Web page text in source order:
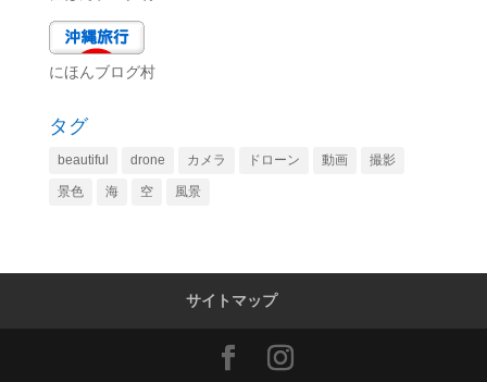
にほんブログ村
タグ
beautiful drone カメラ ドローン 動画 撮影
景色 海 空 風景
サイトマップ